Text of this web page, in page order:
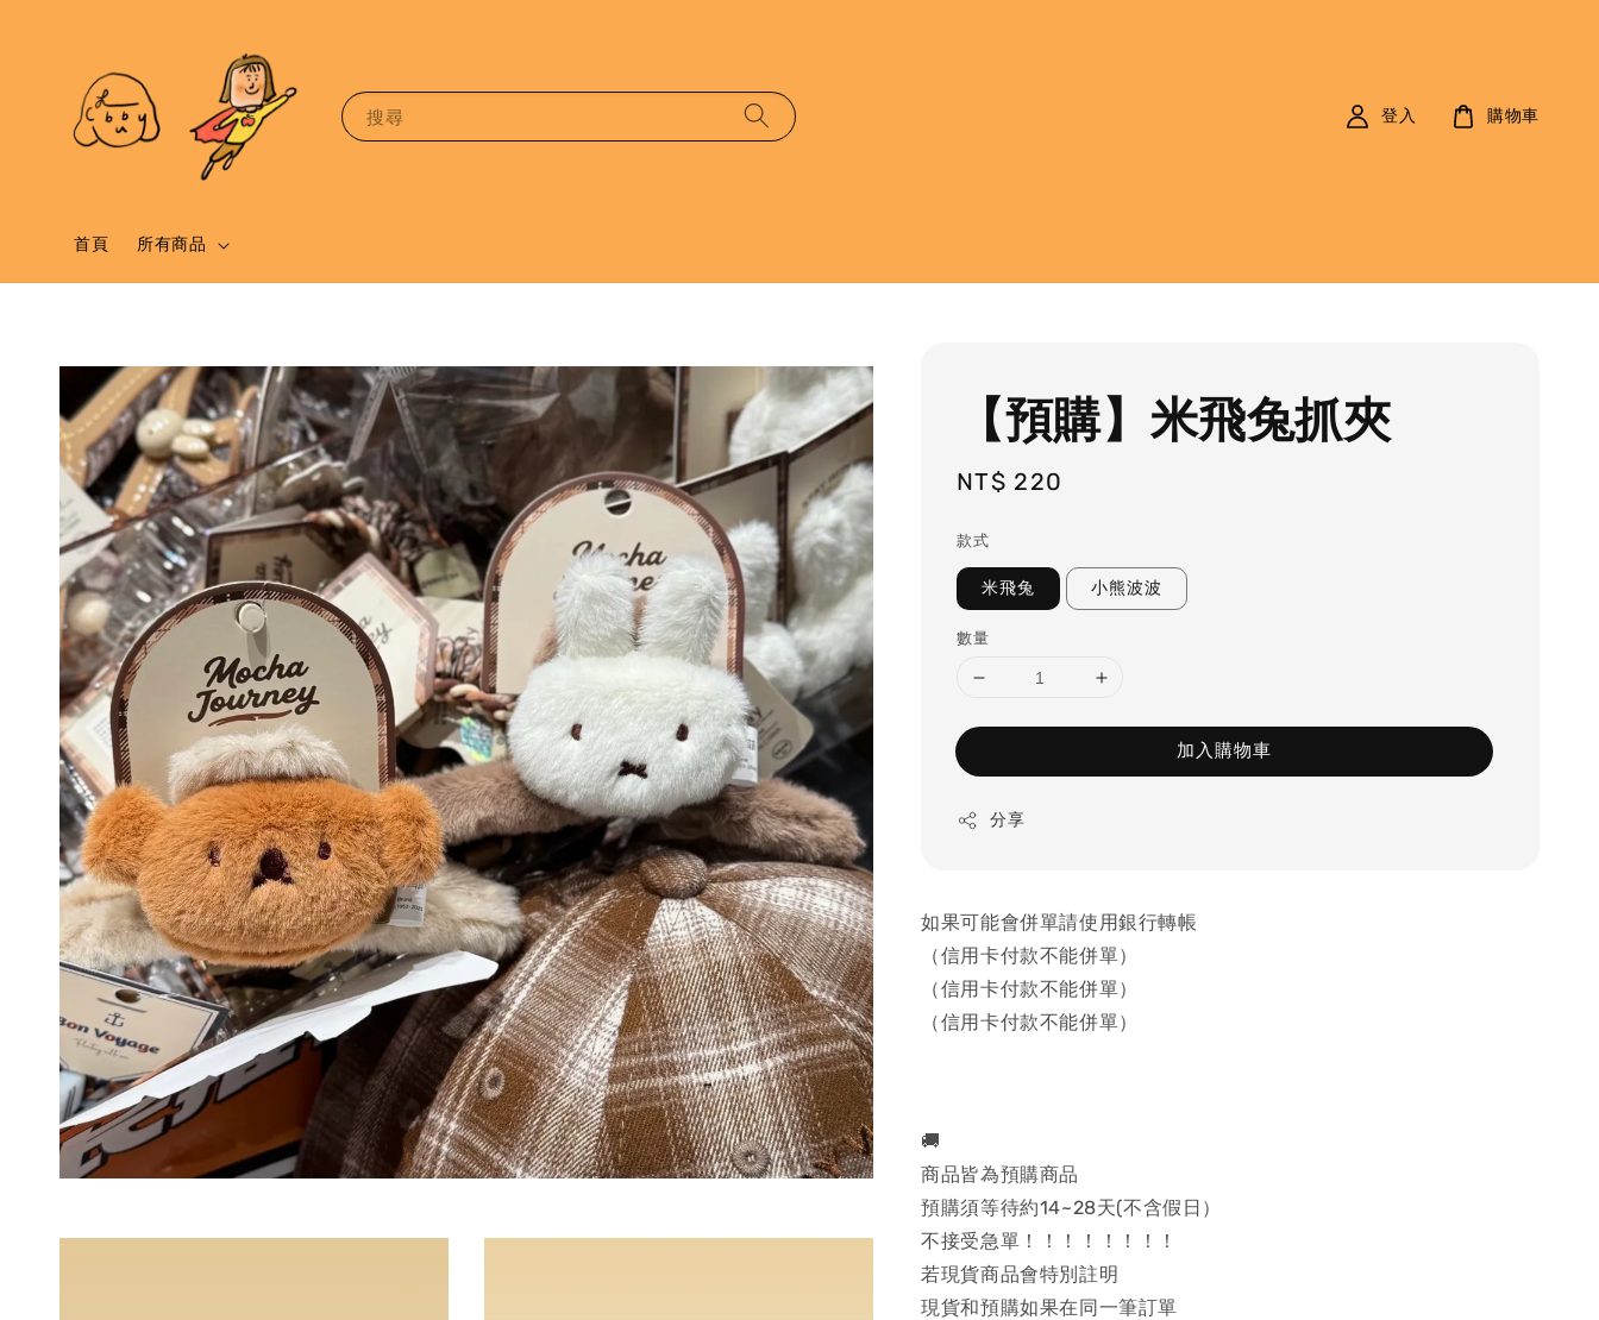
搜尋
首頁 所有商品
登入 購物車
【預購】米飛兔抓夾
Regular
NT$ 220
款式
米飛兔 小熊波波
數量
加入購物車
分享
如果可能會併單請使用銀行轉帳
（信用卡付款不能併單）
（信用卡付款不能併單）
（信用卡付款不能併單）
🚚
商品皆為預購商品
預購須等待約14~28天(不含假日）
不接受急單！！！！！！！！
若現貨商品會特別註明
現貨和預購如果在同一筆訂單